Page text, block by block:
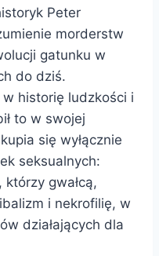
Peter
morderstw
gatunku w
do dziś.
historię ludzkości i
to w swojej
się wyłącznie
seksualnych:
gwałcą,
i nekrofilię, w
działających dla